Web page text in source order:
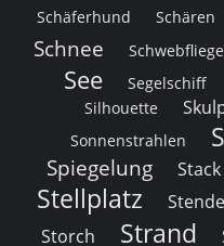
Schäferhund
Schären
Schnee Schwebfliege
See Segelschiff
Silhouette
Sonnenstrahlen
Spiegelung Stack
Stellplatz
Storch Strand